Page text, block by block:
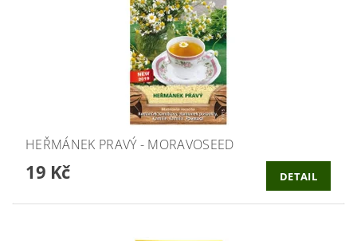
HEŘMÁNEK PRAVÝ - MORAVOSEED
19 Kč DETAIL